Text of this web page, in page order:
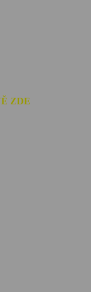
ZDE